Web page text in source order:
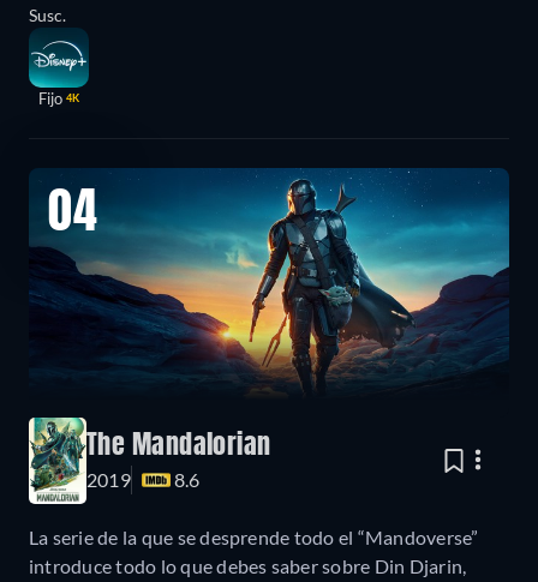
Susc.
Fijo 4K
04
The Mandalorian
2019 8.6
La serie de la que se desprende todo el “Mandoverse”
introduce todo lo que debes saber sobre Din Djarin,